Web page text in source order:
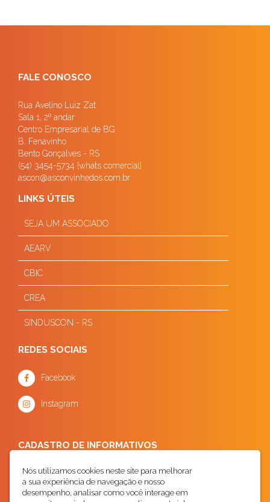
FALE CONOSCO
Rua Avelino Luiz Zat
Sala 1, 2º andar
Centro Empresarial de BG
B. Fenavinho
Bento Gonçalves - RS
(54) 3454-5734 [whats comercial]
ascon@asconvinhedos.com.br
LINKS ÚTEIS
SEJA UM ASSOCIADO
AEARV
CBIC
CREA
SINDUSCON - RS
REDES SOCIAIS
Facebook
Instagram
CADASTRO DE INFORMATIVOS
Nós utilizamos cookies neste site para melhorar
a sua experiência de navegação e nosso
desempenho, analisar como você interage em